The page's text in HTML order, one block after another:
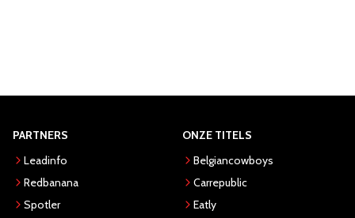
PARTNERS
Leadinfo
Redbanana
Spotler
ONZE TITELS
Belgiancowboys
Carrepublic
Eatly